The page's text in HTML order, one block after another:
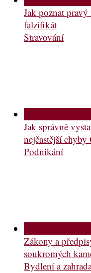
Jak poznat
falzifikát
Stravování
Jak správně
nejčastější chyby
Podnikání
Zákony a
soukromých
Bydlení a